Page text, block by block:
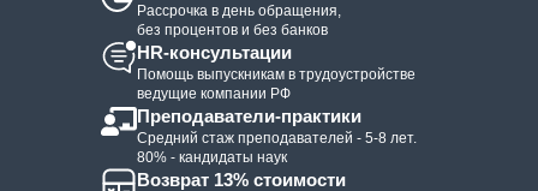
Рассрочка в день обращения,
без процентов и без банков
HR-консультации
Помощь выпускникам в трудоустройстве
ведущие компании РФ
Преподаватели-практики
Средний стаж преподавателей - 5-8 лет.
80% - кандидаты наук
Возврат 13% стоимости